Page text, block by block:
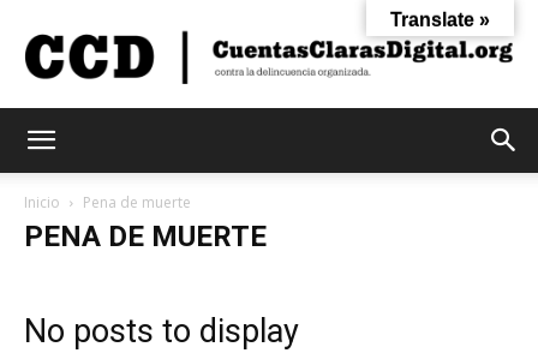
Inicio Pena de muerte
PENA DE MUERTE
No posts to display
Translate »